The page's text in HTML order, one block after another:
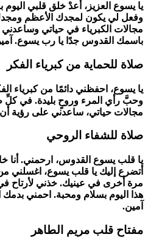
يا يسوع العزيز، أعدْ خلق قلبي
وفعل لي يكون لمجدك الأعظم
مجالات الكبرياء في حياتي
باسمك القدوس جدًا يا رب يسوع.
صلاة للحماية من كبرياء الفكر
يا يسوع، احفظني دائمًا من كبرياء
وحبَّ رأي المرء وروحٍ بليدة. في
مجالات حياتي، ساعدني على رؤية
صلاة للشفاء الروحي
يا قلب يسوع القدوس، ارحمني. أنا
أتضرع إليك يا قلب يسوع، اغسلني
مرة أخرى في عينيك. خذني لأرتاح
هذا اليوم بسلام ومحبة. احمني
آمين.
مفتاح قلب مريم الطاهر